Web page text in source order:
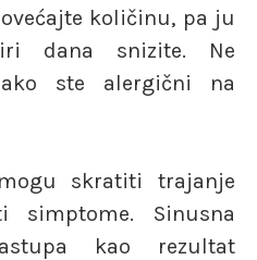
količinu, pa ju
dana snizite. Ne
ste alergični na
skratiti trajanje
simptome. Sinusna
kao rezultat